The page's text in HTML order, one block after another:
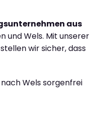
aus
und Wels. Mit unserer
wir sicher, dass
Wels sorgenfrei